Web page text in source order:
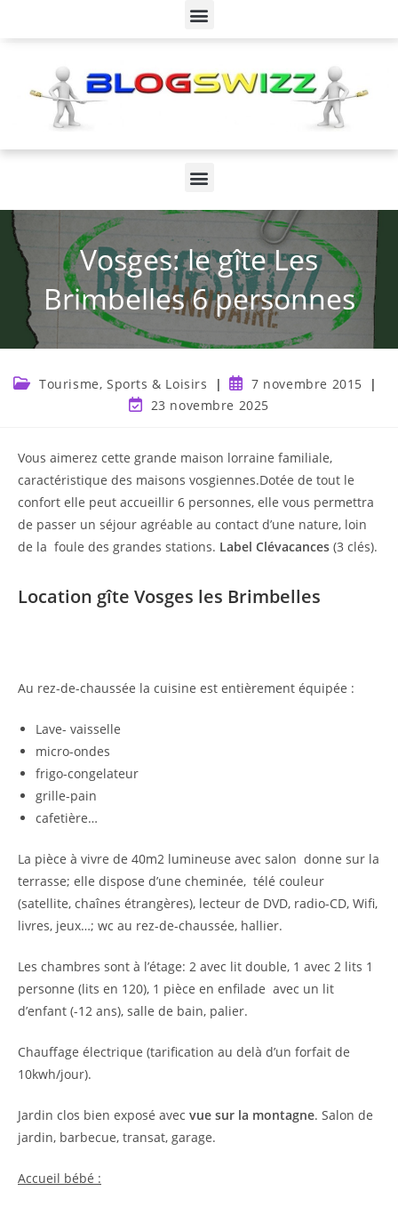
Vosges: le gîte Les
Brimbelles 6 personnes
Tourisme, Sports & Loisirs
7 novembre 2015
23 novembre 2025
Vous aimerez cette grande maison lorraine familiale,
caractéristique des maisons vosgiennes.Dotée de tout le
confort elle peut accueillir 6 personnes, elle vous permettra
de passer un séjour agréable au contact d’une nature, loin
de la foule des grandes stations. Label Clévacances (3 clés).
Location gîte Vosges les Brimbelles
Au rez-de-chaussée la cuisine est entièrement équipée :
Lave- vaisselle
micro-ondes
frigo-congelateur
grille-pain
cafetière…
La pièce à vivre de 40m2 lumineuse avec salon donne sur la
terrasse; elle dispose d’une cheminée, télé couleur
(satellite, chaînes étrangères), lecteur de DVD, radio-CD, Wifi,
livres, jeux…; wc au rez-de-chaussée, hallier.
Les chambres sont à l’étage: 2 avec lit double, 1 avec 2 lits 1
personne (lits en 120), 1 pièce en enfilade avec un lit
d’enfant (-12 ans), salle de bain, palier.
Chauffage électrique (tarification au delà d’un forfait de
10kwh/jour).
Jardin clos bien exposé avec vue sur la montagne. Salon de
jardin, barbecue, transat, garage.
Accueil bébé :